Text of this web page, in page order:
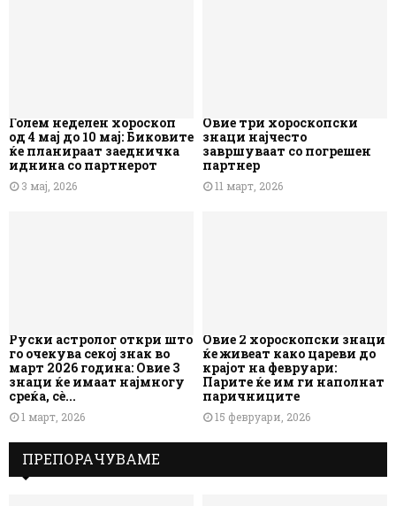
Голем неделен хороскоп
од 4 мај до 10 мај: Биковите
ќе планираат заедничка
иднина со партнерот
3 мај, 2026
Овие три хороскопски
знаци најчесто
завршуваат со погрешен
партнер
11 март, 2026
Руски астролог откри што
го очекува секој знак во
март 2026 година: Овие 3
знаци ќе имаат најмногу
среќа, сè...
1 март, 2026
Овие 2 хороскопски знаци
ќе живеат како цареви до
крајот на февруари:
Парите ќе им ги наполнат
паричниците
15 февруари, 2026
ПРЕПОРАЧУВАМЕ